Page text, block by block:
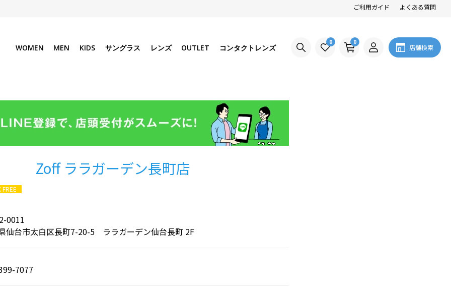
ご利用ガイド よくある質問
WOMEN MEN KIDS サングラス レンズ OUTLET コンタクトレンズ
0 0
店舗検索
Zoff ララガーデン長町店
FREE
0011
仙台市太白区長町7-20-5 ララガーデン仙台長町 2F
7077